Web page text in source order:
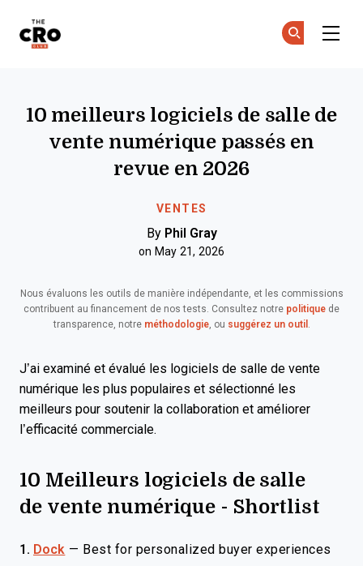
VENTES
10 meilleurs logiciels de salle de
vente numérique passés en
revue en 2026
By Phil Gray
on May 21, 2026
Nous évaluons les outils de manière indépendante, et les commissions
contribuent au financement de nos tests. Consultez notre politique de
transparence, notre méthodologie, ou suggérez un outil .
J’ai examiné et évalué les logiciels de salle de vente
numérique les plus populaires et sélectionné les
meilleurs pour soutenir la collaboration et améliorer
l’efficacité commerciale.
10 Meilleurs logiciels de salle
de vente numérique - Shortlist
1. Dock — Best for personalized buyer experiences